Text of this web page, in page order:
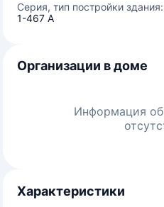
Серия, тип постройки здания:
1-467 А
Организации в доме
Информация об
Характеристики